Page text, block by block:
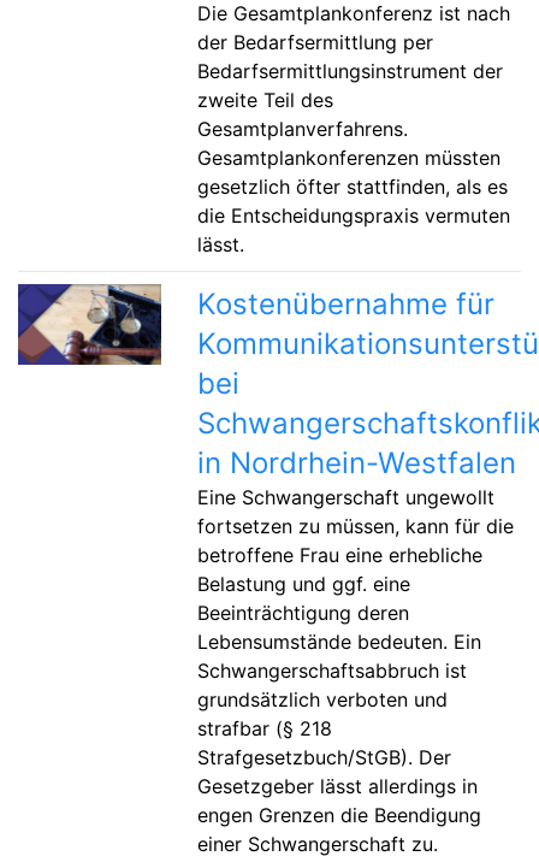
Die Gesamtplankonferenz ist nach
der Bedarfsermittlung per
Bedarfsermittlungsinstrument der
zweite Teil des
Gesamtplanverfahrens.
Gesamtplankonferenzen müssten
gesetzlich öfter stattfinden, als es
die Entscheidungspraxis vermuten
lässt.
Kostenübernahme für
bei
in Nordrhein-Westfalen
Eine Schwangerschaft ungewollt
fortsetzen zu müssen, kann für die
betroffene Frau eine erhebliche
Belastung und ggf. eine
Beeinträchtigung deren
Lebensumstände bedeuten. Ein
Schwangerschaftsabbruch ist
grundsätzlich verboten und
strafbar (§ 218
Strafgesetzbuch/StGB). Der
Gesetzgeber lässt allerdings in
engen Grenzen die Beendigung
einer Schwangerschaft zu.